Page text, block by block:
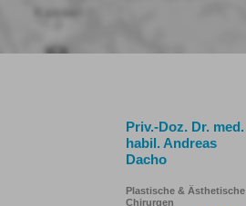
Priv.-Doz. Dr. med.
habil. Andreas
Dacho
Plastische & Ästhetische
Chirurgen